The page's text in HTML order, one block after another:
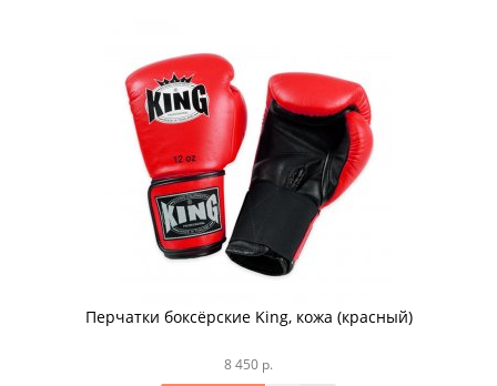
Перчатки боксёрские King, кожа (красный)
8 450 р.